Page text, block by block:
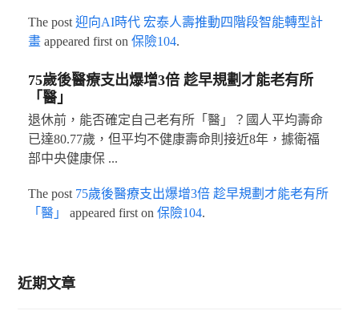
The post 迎向AI時代 宏泰人壽推動四階段智能轉型計
畫appeared first on 保險104.
75歲後醫療支出爆增3倍 趁早規劃才能老有所
「醫」
退休前，能否確定自己老有所「醫」？國人平均壽命
已達80.77歲，但平均不健康壽命則接近8年，據衛福
部中央健康保 ...
The post 75歲後醫療支出爆增3倍 趁早規劃才能老有所
「醫」
appeared first on 保險104.
近期文章